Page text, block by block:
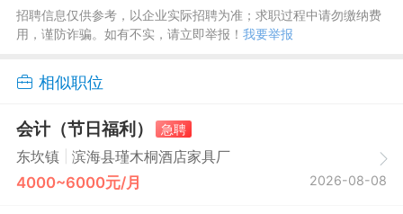
招聘信息仅供参考，以企业实际招聘为准；求职过程中请勿缴纳费
用，谨防诈骗。如有不实，请立即举报！ 我要举报
相似职位
会计（节日福利）
急聘
东坎镇
滨海县瑾木桐酒店家具厂
4000~6000元/月 2026-08-08